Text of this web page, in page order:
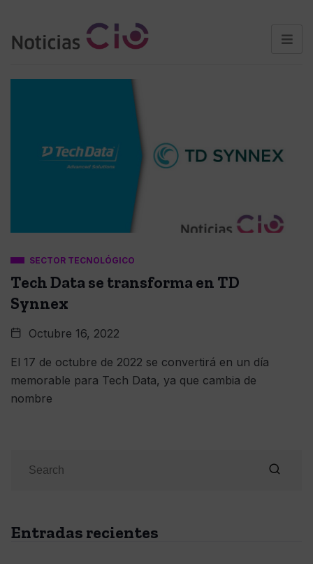
SECTOR TECNOLÓGICO
Tech Data se transforma en TD
Synnex
Octubre 16, 2022
El 17 de octubre de 2022 se convertirá en un día
memorable para Tech Data, ya que cambia de
nombre
Entradas recientes